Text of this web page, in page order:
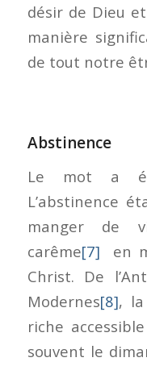
désir de Dieu
manière
de tout notre
Abstinence
Le mot a
L’abstinence
manger de
carême[7] en
Christ. De
Modernes[8],
riche
souvent le